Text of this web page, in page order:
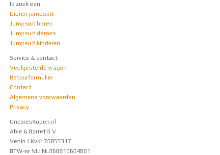
Ik zoek een
Dieren jumpsuit
Jumpsuit heren
Jumpsuit dames
Jumpsuit kinderen
Service & contact
Veelgestelde vragen
Retourformulier
Contact
Algemene voorwaarden
Privacy
OnesiesKopen.nl
Able & Borret B.V.
Venlo | KvK: 76855317
BTW-nr NL: NL860810604B01